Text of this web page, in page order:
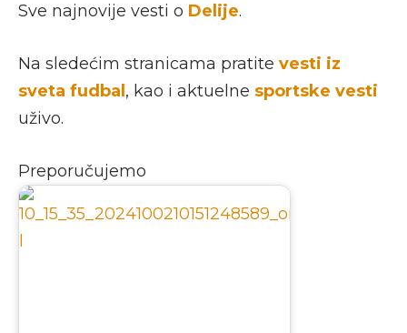
Sve najnovije vesti o Delije.
Na sledećim stranicama pratite vesti iz
sveta fudbal , kao i aktuelne sportske vesti
uživo.
Preporučujemo